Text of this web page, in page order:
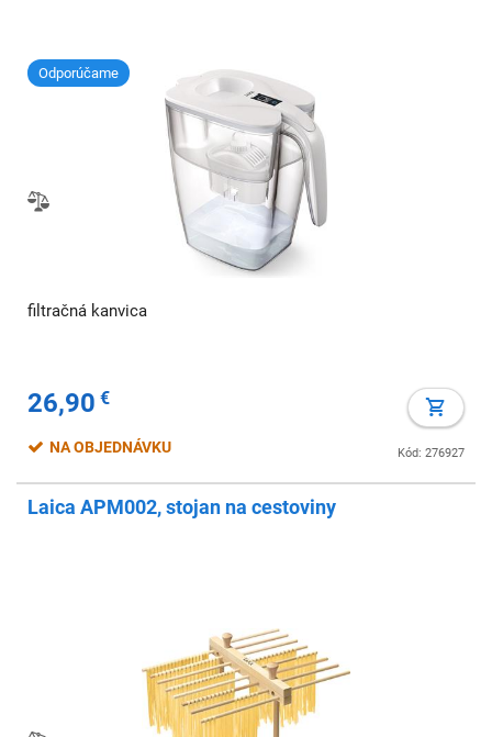
Odporúčame
filtračná kanvica
26,90 €
Kód: 276927
NA OBJEDNÁVKU
Laica APM002, stojan na cestoviny